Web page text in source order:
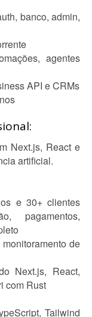
banco, admin,
agentes
API e CRMs
Next.js, React e
artificial.
e 30+ clientes
pagamentos,
de
Next.js, React,
com Rust
Tailwind